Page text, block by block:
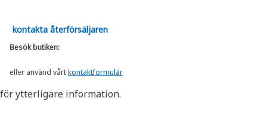
kontakta återförsäljaren
Besök butiken:
eller använd vårtkontaktformulär
för ytterligare information.